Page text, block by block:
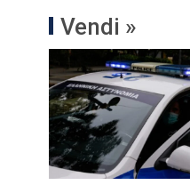
Vendi »